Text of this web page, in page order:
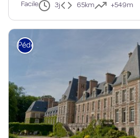
Facile 3j 65km +549m
Pédestre